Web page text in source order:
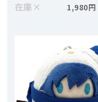
在庫 × 1,980円